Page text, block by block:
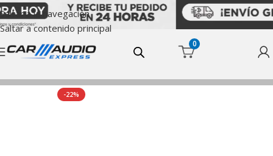
Saltar a la navegación
Saltar a contenido principal
0
Inicio Sistema Coaxial
-22%